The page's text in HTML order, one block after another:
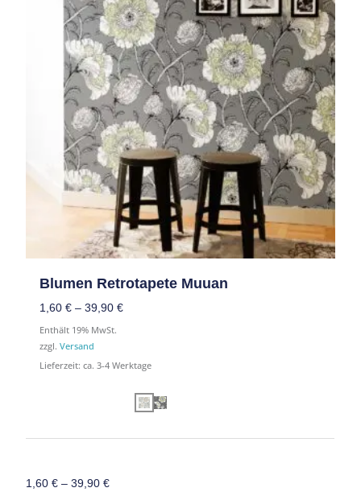
Blumen Retrotapete Muuan
1,60 € – 39,90 €
39,90 €
Enthält 19% MwSt.
zzgl. Versand
Lieferzeit: ca. 3-4 Werktage
1,60€ –39,90€
39,90 €